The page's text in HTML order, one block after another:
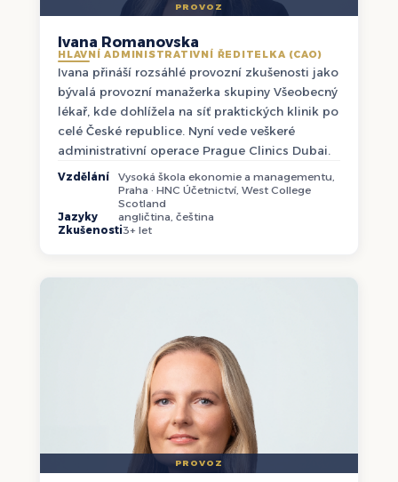
PROVOZ
Ivana Romanovska
HLAVNÍ ADMINISTRATIVNÍ ŘEDITELKA (CAO)
Ivana přináší rozsáhlé provozní zkušenosti jako
bývalá provozní manažerka skupiny Všeobecný
lékař, kde dohlížela na síť praktických klinik po
celé České republice. Nyní vede veškeré
administrativní operace Prague Clinics Dubai.
Vzdělání
Vysoká škola ekonomie a managementu,
Praha · HNC Účetnictví, West College
Scotland
Jazyky
angličtina, čeština
Zkušenosti3+ let
PROVOZ